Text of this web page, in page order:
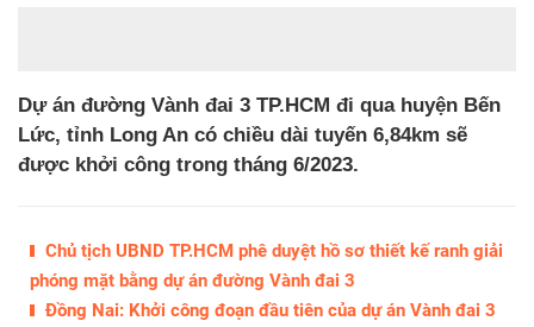
Dự án đường Vành đai 3 TP.HCM đi qua huyện Bến
Lức, tỉnh Long An có chiều dài tuyến 6,84km sẽ
được khởi công trong tháng 6/2023.
Chủ tịch UBND TP.HCM phê duyệt hồ sơ thiết kế ranh giải
phóng mặt bằng dự án đường Vành đai 3
Đồng Nai: Khởi công đoạn đầu tiên của dự án Vành đai 3